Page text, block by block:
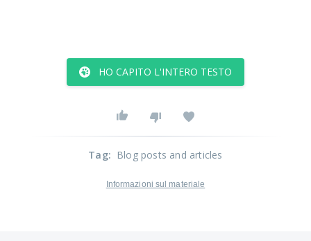
HO CAPITO L'INTERO TESTO
Tag: Blog posts and articles
Informazioni sul materiale